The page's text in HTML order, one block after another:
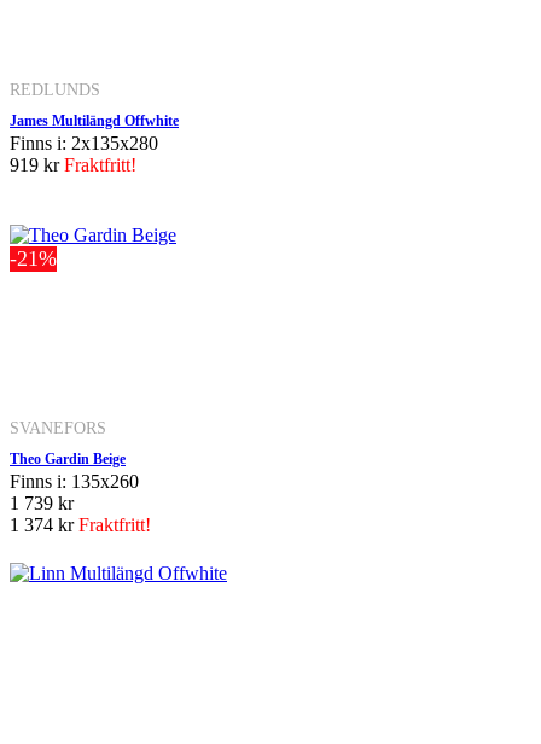
REDLUNDS
James Multilängd Offwhite
Finns i: 2x135x280
919 krFraktfritt!
-21%
SVANEFORS
Theo Gardin Beige
Finns i: 135x260
1 739 kr
1 374 krFraktfritt!